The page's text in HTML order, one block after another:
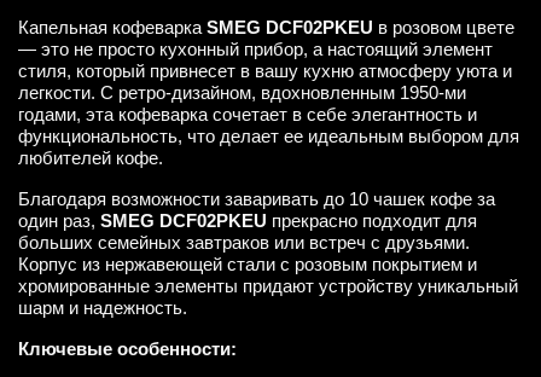
Капельная кофеварка SMEG DCF02PKEU в розовом цвете
— это не просто кухонный прибор, а настоящий элемент
стиля, который привнесет в вашу кухню атмосферу уюта и
легкости. С ретро-дизайном, вдохновленным 1950-ми
годами, эта кофеварка сочетает в себе элегантность и
функциональность, что делает ее идеальным выбором для
любителей кофе.
Благодаря возможности заваривать до 10 чашек кофе за
один раз, SMEG DCF02PKEU прекрасно подходит для
больших семейных завтраков или встреч с друзьями.
Корпус из нержавеющей стали с розовым покрытием и
хромированные элементы придают устройству уникальный
шарм и надежность.
Ключевые особенности: